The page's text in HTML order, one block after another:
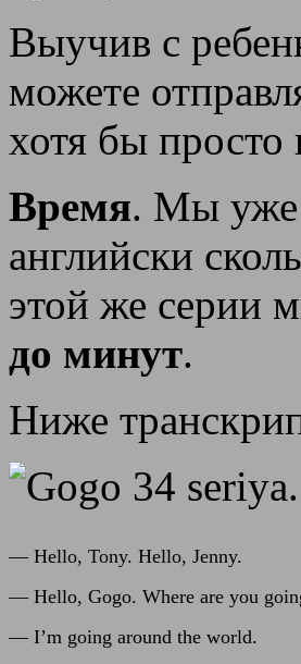
Выучив с
можете
хотя бы просто
Время. Мы уже
английски
этой же серии
до минут.
Ниже
— Hello, Tony. Hello, Jenny.
— Hello, Gogo. Where are you
— I’m going around the world.